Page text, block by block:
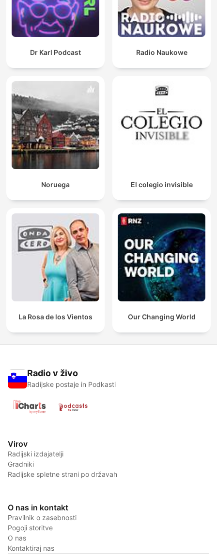
Dr Karl Podcast Radio Naukowe
Noruega El colegio invisible
La Rosa de los Vientos Our Changing World
Radio v živo
Radijske postaje in Podkasti
Virov
Radijski izdajatelji
Gradniki
Radijske spletne strani po državah
O nas in kontakt
Pravilnik o zasebnosti
Pogoji storitve
O nas
Kontaktiraj nas